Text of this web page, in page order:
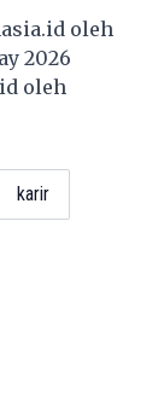
oleh
2026
oleh
karir